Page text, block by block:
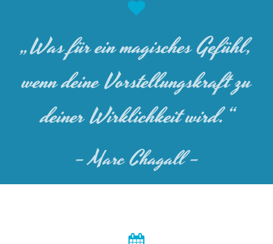
„Was für ein magisches Gefühl,
wenn deine Vorstellungskraft zu
deiner Wirklichkeit wird.“
– Marc Chagall –